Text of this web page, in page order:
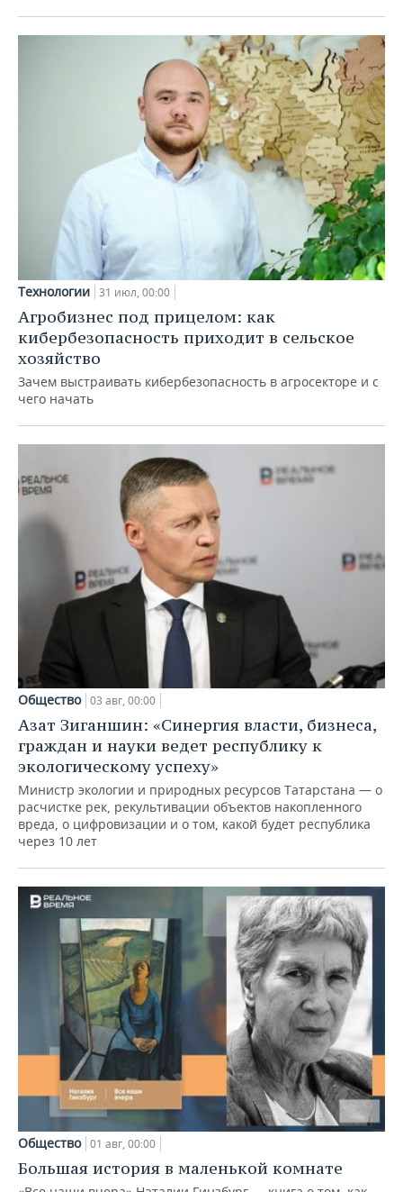
Технологии 31 июл, 00:00
Агробизнес под прицелом: как
кибербезопасность приходит в сельское
хозяйство
Зачем выстраивать кибербезопасность в агросекторе и с
чего начать
Общество 03 авг, 00:00
Азат Зиганшин: «Синергия власти, бизнеса,
граждан и науки ведет республику к
экологическому успеху»
Министр экологии и природных ресурсов Татарстана — о
расчистке рек, рекультивации объектов накопленного
вреда, о цифровизации и о том, какой будет республика
через 10 лет
Общество 01 авг, 00:00
Большая история в маленькой комнате